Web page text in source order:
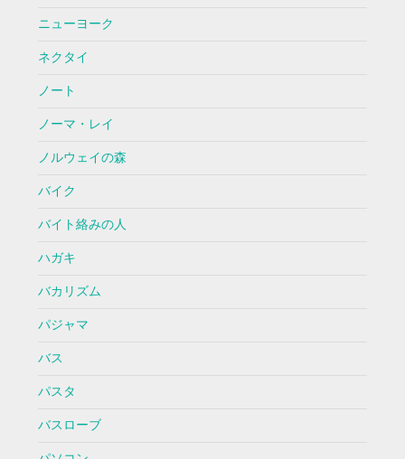
ニューヨーク
ネクタイ
ノート
ノーマ・レイ
ノルウェイの森
バイク
バイト絡みの人
ハガキ
バカリズム
パジャマ
バス
パスタ
バスローブ